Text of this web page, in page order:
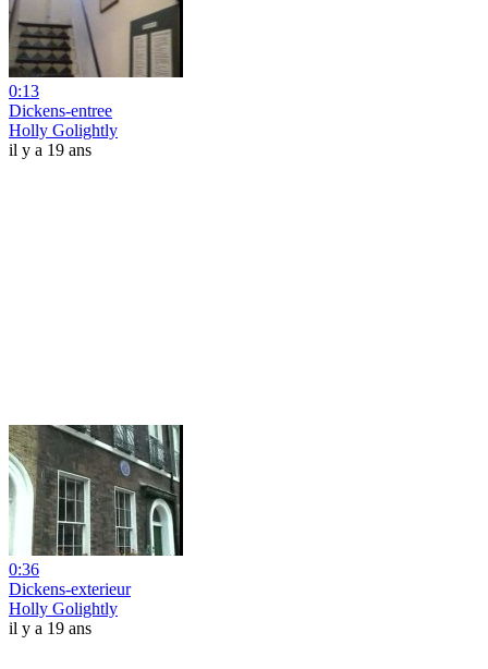
0:13
Dickens-entree
Holly Golightly
il y a 19 ans
0:36
Dickens-exterieur
Holly Golightly
il y a 19 ans